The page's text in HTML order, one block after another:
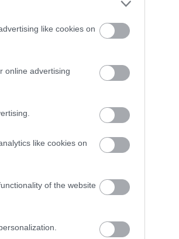
like cookies on
online advertising
like cookies on
of the website
Finlandia in camper: il
Previous
a portarti solo lo stretto indispensabile. Provare